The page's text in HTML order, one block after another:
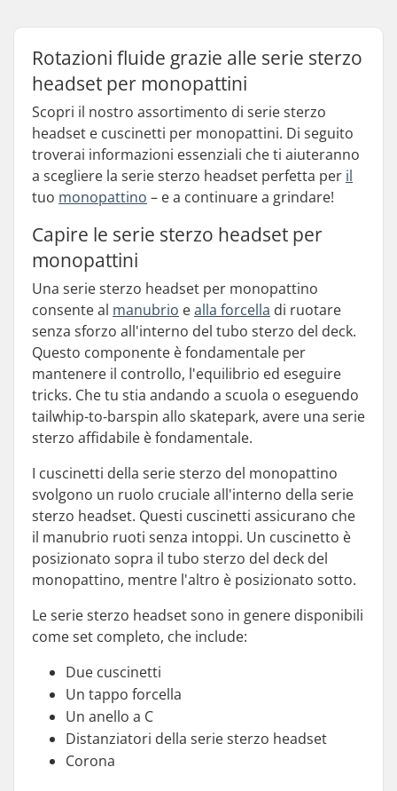
Rotazioni fluide grazie alle serie sterzo
headset per monopattini
Scopri il nostro assortimento di serie sterzo
headset e cuscinetti per monopattini. Di seguito
troverai informazioni essenziali che ti aiuteranno
a scegliere la serie sterzo headset perfetta per il
tuo monopattino – e a continuare a grindare!
Capire le serie sterzo headset per
monopattini
Una serie sterzo headset per monopattino
consente al manubrio ealla forcella di ruotare
senza sforzo all'interno del tubo sterzo del deck.
Questo componente è fondamentale per
mantenere il controllo, l'equilibrio ed eseguire
tricks. Che tu stia andando a scuola o eseguendo
tailwhip-to-barspin allo skatepark, avere una serie
sterzo affidabile è fondamentale.
I cuscinetti della serie sterzo del monopattino
svolgono un ruolo cruciale all'interno della serie
sterzo headset. Questi cuscinetti assicurano che
il manubrio ruoti senza intoppi. Un cuscinetto è
posizionato sopra il tubo sterzo del deck del
monopattino, mentre l'altro è posizionato sotto.
Le serie sterzo headset sono in genere disponibili
come set completo, che include:
Due cuscinetti
Un tappo forcella
Un anello a C
Distanziatori della serie sterzo headset
Corona